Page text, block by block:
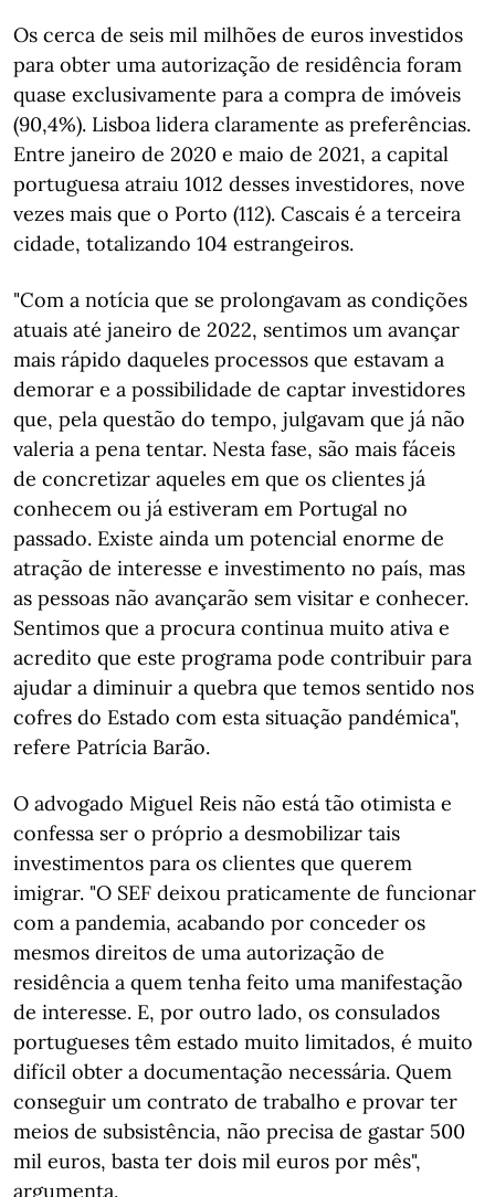
Os cerca de seis mil milhões de euros investidos
para obter uma autorização de residência foram
quase exclusivamente para a compra de imóveis
(90,4%). Lisboa lidera claramente as preferências.
Entre janeiro de 2020 e maio de 2021, a capital
portuguesa atraiu 1012 desses investidores, nove
vezes mais que o Porto (112). Cascais é a terceira
cidade, totalizando 104 estrangeiros.
"Com a notícia que se prolongavam as condições
atuais até janeiro de 2022, sentimos um avançar
mais rápido daqueles processos que estavam a
demorar e a possibilidade de captar investidores
que, pela questão do tempo, julgavam que já não
valeria a pena tentar. Nesta fase, são mais fáceis
de concretizar aqueles em que os clientes já
conhecem ou já estiveram em Portugal no
passado. Existe ainda um potencial enorme de
atração de interesse e investimento no país, mas
as pessoas não avançarão sem visitar e conhecer.
Sentimos que a procura continua muito ativa e
acredito que este programa pode contribuir para
ajudar a diminuir a quebra que temos sentido nos
cofres do Estado com esta situação pandémica",
refere Patrícia Barão.
O advogado Miguel Reis não está tão otimista e
confessa ser o próprio a desmobilizar tais
investimentos para os clientes que querem
imigrar. "O SEF deixou praticamente de funcionar
com a pandemia, acabando por conceder os
mesmos direitos de uma autorização de
residência a quem tenha feito uma manifestação
de interesse. E, por outro lado, os consulados
portugueses têm estado muito limitados, é muito
difícil obter a documentação necessária. Quem
conseguir um contrato de trabalho e provar ter
meios de subsistência, não precisa de gastar 500
mil euros, basta ter dois mil euros por mês",
argumenta.